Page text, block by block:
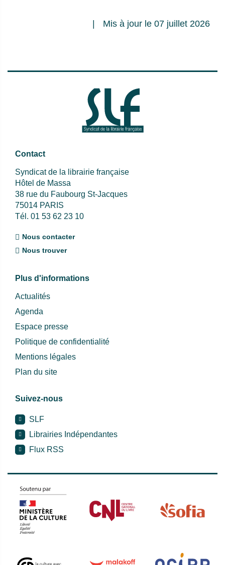
Mis à jour le 07 juillet 2026
Contact
Syndicat de la librairie française
Hôtel de Massa
38 rue du Faubourg St-Jacques
75014 PARIS
Tél. 01 53 62 23 10
Nous contacter
Nous trouver
Plus d'informations
Actualités
Agenda
Espace presse
Politique de confidentialité
Mentions légales
Plan du site
Suivez-nous
SLF
Librairies Indépendantes
Flux RSS